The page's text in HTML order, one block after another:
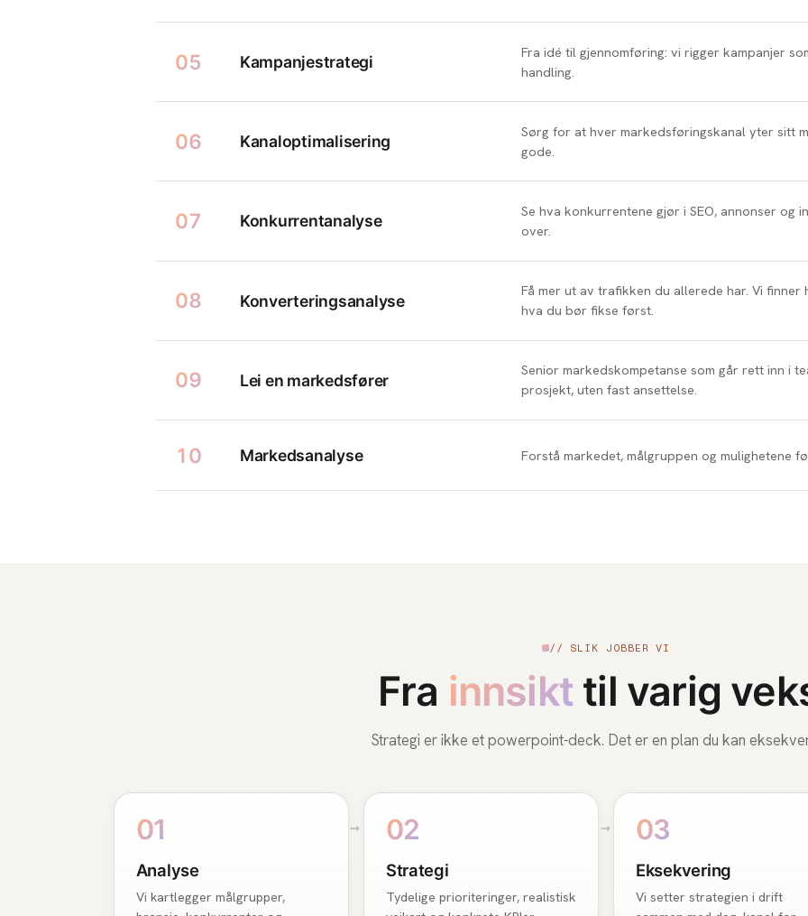
05 Kampanjestrategi
Fra idé til gjennomføring: vi rigger kampanjer
handling.
06 Kanaloptimalisering
Sørg for at hver markedsføringskanal yter sitt
gode.
07 Konkurrentanalyse
Se hva konkurrentene gjør i SEO, annonser og
over.
08 Konverteringsanalyse
Få mer ut av trafikken du allerede har. Vi
hva du bør fikse først.
09 Lei en markedsfører
Senior markedskompetanse som går rett inn i
prosjekt, uten fast ansettelse.
10 Markedsanalyse Forstå markedet, målgruppen og mulighetene
// SLIK JOBBER VI
Fra innsikt til varig
Strategi er ikke et powerpoint-deck. Det er en plan du kan
01
Analyse
Vi kartlegger målgrupper,
02
Strategi
Tydelige prioriteringer, realistisk
03
Eksekvering
Vi setter strategien i drift